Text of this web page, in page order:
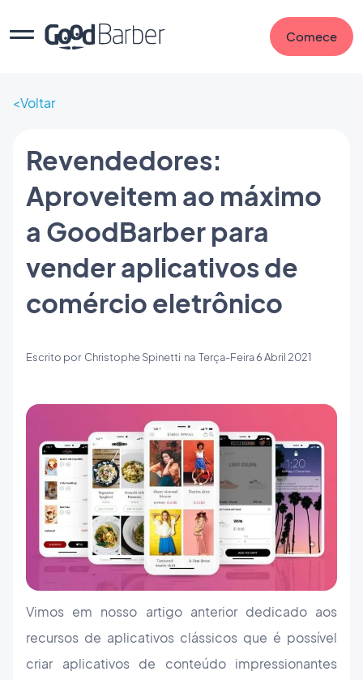
Comece
Voltar
Revendedores:
Aproveitem ao máximo
a GoodBarber para
vender aplicativos de
comércio eletrônico
Escrito por Christophe Spinetti na Terça-Feira 6 Abril 2021
Vimos em nosso artigo anterior dedicado aos
recursos de aplicativos clássicos que é possível
criar aplicativos de conteúdo impressionantes